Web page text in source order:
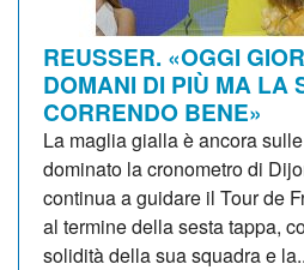
REUSSER. «OGGI
DOMANI DI PIÙ MA LA
CORRENDO BENE»
La maglia gialla è ancora
dominato la cronometro di
continua a guidare il Tour de
al termine della sesta tappa,
solidità della sua squadra e